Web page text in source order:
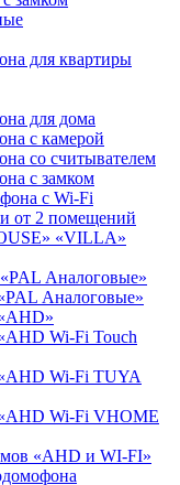
для квартиры
для дома
с камерой
со считывателем
c замком
с Wi-Fi
от 2 помещений
«VILLA»
Аналоговые»
Аналоговые»
Wi-Fi Touch
Wi-Fi TUYA
Wi-Fi VHOME
«AHD и WI-FI»